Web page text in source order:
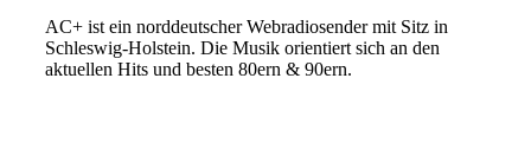
AC+ ist ein norddeutscher Webradiosender mit Sitz in
Schleswig-Holstein. Die Musik orientiert sich an den
aktuellen Hits und besten 80ern & 90ern.